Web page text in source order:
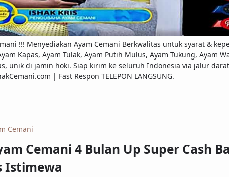
!!! Menyediakan Ayam Cemani Berkwalitas untuk syarat &
Kapas, Ayam Tulak, Ayam Putih Mulus, Ayam Tukung, Ayam
unik di jamin hoki. Siap kirim ke seluruh Indonesia via jalur
| Fast Respon TELEPON LANGSUNG.
Cemani
Cemani 4 Bulan Up Super Cash
Istimewa